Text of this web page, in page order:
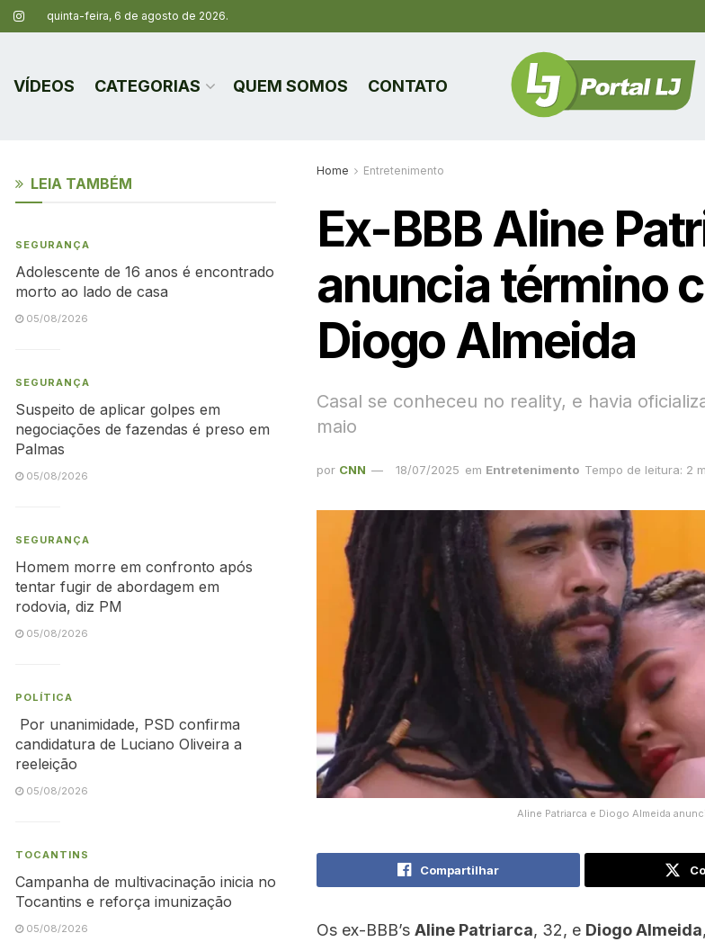
quinta-feira, 6 de agosto de 2026.
VÍDEOS CATEGORIAS QUEM SOMOS CONTATO
Home Entretenimento
Ex-BBB Aline
anuncia término
Diogo Almeida
Casal se conheceu no reality, e havia
maio
por CNN 18/07/2025 em Entretenimento Tempo de leitura: 2
Aline Patriarca e Diogo Almeida
Compartilhar
Os ex-BBB’s Aline Patriarca, 32, e Diogo Almeida
LEIA TAMBÉM
SEGURANÇA
Adolescente de 16 anos é encontrado
morto ao lado de casa
05/08/2026
SEGURANÇA
Suspeito de aplicar golpes em
negociações de fazendas é preso em
Palmas
05/08/2026
SEGURANÇA
Homem morre em confronto após
tentar fugir de abordagem em
rodovia, diz PM
05/08/2026
POLÍTICA
Por unanimidade, PSD confirma
candidatura de Luciano Oliveira a
reeleição
05/08/2026
TOCANTINS
Campanha de multivacinação inicia no
Tocantins e reforça imunização
05/08/2026